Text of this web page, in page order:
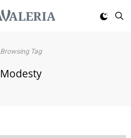
Browsing Tag
Modesty